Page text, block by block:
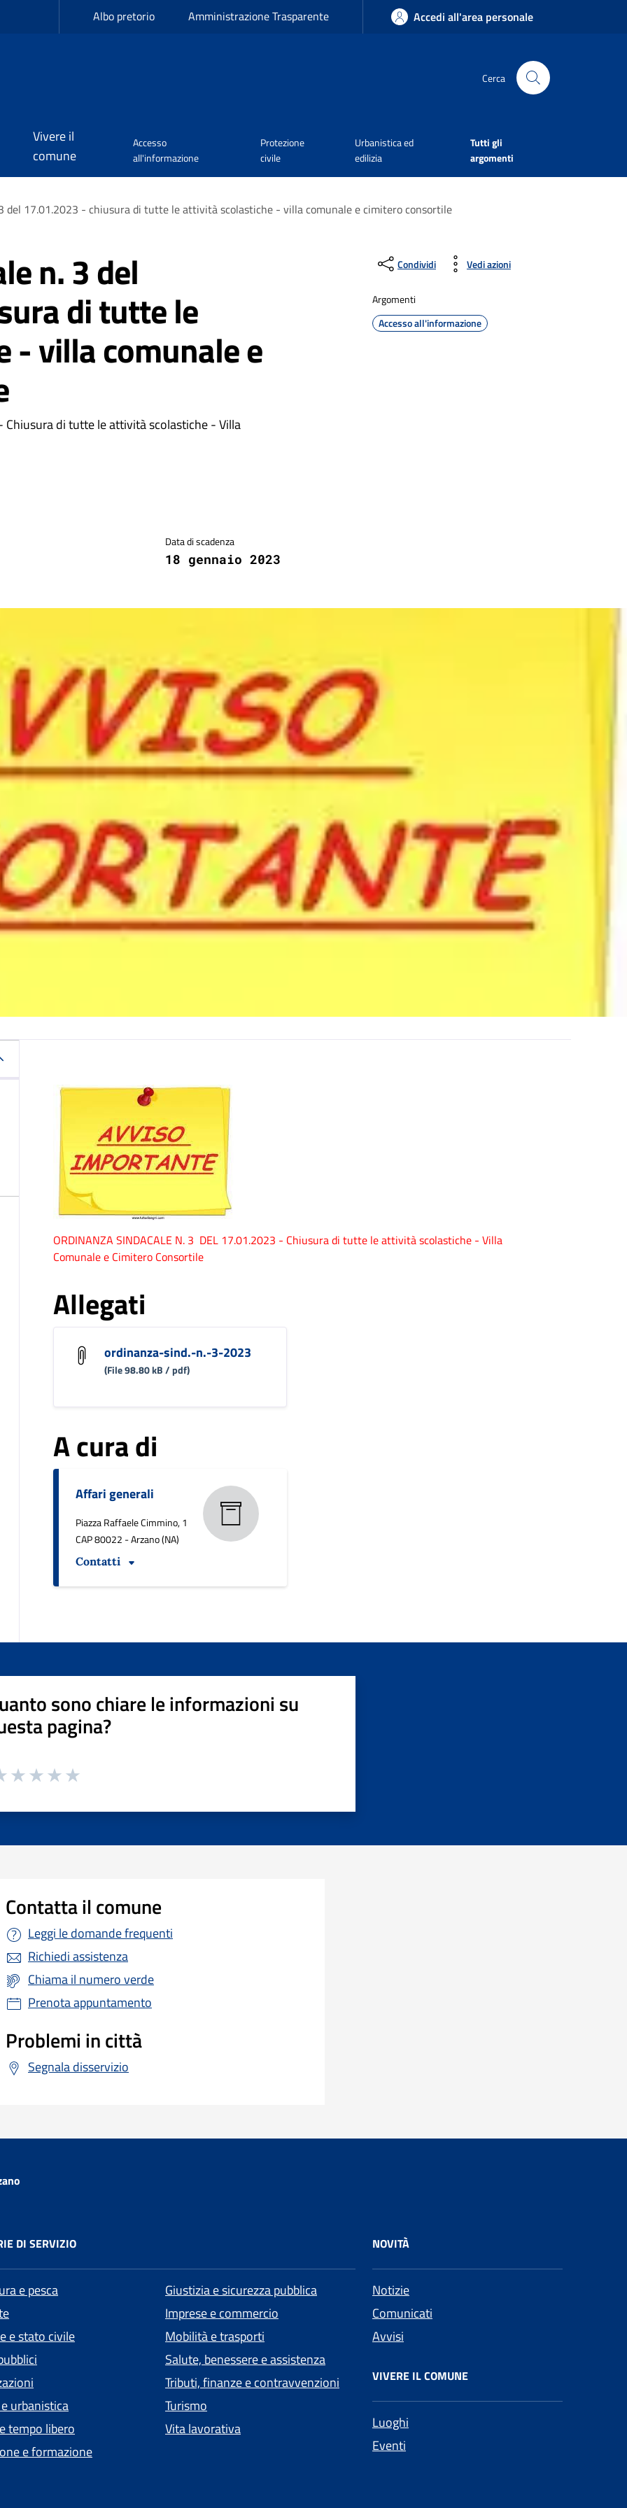
Albo pretorio Amministrazione Trasparente Accedi all'area personale
Cerca
Vivere il
comune
Accesso
all'informazione
Protezione
civile
Urbanistica ed
edilizia
Tutti gli
argomenti
del 17.01.2023 - chiusura di tutte le attività scolastiche - villa comunale e cimitero consortile
n. 3 del
di tutte le
- villa comunale e
Chiusura di tutte le attività scolastiche - Villa
Condividi Vedi azioni
Argomenti
Accesso all'informazione
Data di scadenza
18 gennaio 2023
ORDINANZA SINDACALE N. 3 DEL 17.01.2023 - Chiusura di tutte le attività scolastiche - Villa
Comunale e Cimitero Consortile
Allegati
ordinanza-sind.-n.-3-2023
(File 98.80 kB / pdf)
A cura di
Affari generali
Piazza Raffaele Cimmino, 1
CAP 80022 - Arzano (NA)
Contatti
sono chiare le informazioni su
pagina?
Contatta il comune
Leggi le domande frequenti
Richiedi assistenza
Chiama il numero verde
Prenota appuntamento
Problemi in città
Segnala disservizio
DI SERVIZIO
e pesca
e stato civile
urbanistica
tempo libero
e formazione
Giustizia e sicurezza pubblica
Imprese e commercio
Mobilità e trasporti
Salute, benessere e assistenza
Tributi, finanze e contravvenzioni
Turismo
Vita lavorativa
NOVITÀ
Notizie
Comunicati
Avvisi
VIVERE IL COMUNE
Luoghi
Eventi